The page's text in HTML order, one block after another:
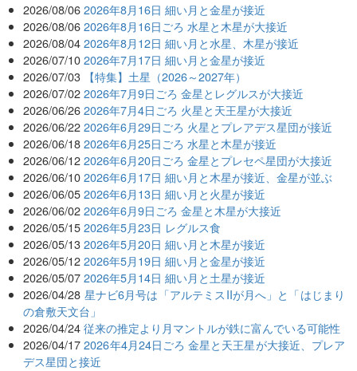
2026/08/06 2026年8月16日 細い月と金星が接近
2026/08/06 2026年8月16日ごろ 水星と木星が大接近
2026/08/04 2026年8月12日 細い月と水星、木星が接近
2026/07/10 2026年7月17日 細い月と金星が接近
2026/07/03 【特集】土星（2026～2027年）
2026/07/02 2026年7月9日ごろ 金星とレグルスが大接近
2026/06/26 2026年7月4日ごろ 火星と天王星が大接近
2026/06/22 2026年6月29日ごろ 火星とプレアデス星団が接近
2026/06/18 2026年6月25日ごろ 水星と木星が接近
2026/06/12 2026年6月20日ごろ 金星とプレセペ星団が大接近
2026/06/10 2026年6月17日 細い月と木星が接近、金星が並ぶ
2026/06/05 2026年6月13日 細い月と火星が接近
2026/06/02 2026年6月9日ごろ 金星と木星が大接近
2026/05/15 2026年5月23日 レグルス食
2026/05/13 2026年5月20日 細い月と木星が接近
2026/05/12 2026年5月19日 細い月と金星が接近
2026/05/07 2026年5月14日 細い月と土星が接近
2026/04/28 星ナビ6月号は「アルテミスIIが月へ」と「はじまり
の倉敷天文台」
2026/04/24 従来の推定より月マントルが鉄に富んでいる可能性
2026/04/17 2026年4月24日ごろ 金星と天王星が大接近、プレア
デス星団と接近